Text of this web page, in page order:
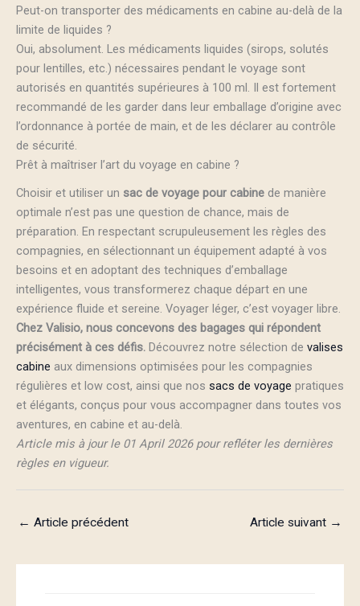
Peut-on transporter des médicaments en cabine au-delà de la
limite de liquides ?
Oui, absolument. Les médicaments liquides (sirops, solutés
pour lentilles, etc.) nécessaires pendant le voyage sont
autorisés en quantités supérieures à 100 ml. Il est fortement
recommandé de les garder dans leur emballage d’origine avec
l’ordonnance à portée de main, et de les déclarer au contrôle
de sécurité.
Prêt à maîtriser l’art du voyage en cabine ?
Choisir et utiliser un sac de voyage pour cabine de manière
optimale n’est pas une question de chance, mais de
préparation. En respectant scrupuleusement les règles des
compagnies, en sélectionnant un équipement adapté à vos
besoins et en adoptant des techniques d’emballage
intelligentes, vous transformerez chaque départ en une
expérience fluide et sereine. Voyager léger, c’est voyager libre.
Chez Valisio, nous concevons des bagages qui répondent
précisément à ces défis. Découvrez notre sélection de valises
cabine aux dimensions optimisées pour les compagnies
régulières et low cost, ainsi que nos sacs de voyage pratiques
et élégants, conçus pour vous accompagner dans toutes vos
aventures, en cabine et au-delà.
Article mis à jour le 01 April 2026 pour refléter les dernières
règles en vigueur.
← Article précédent Article suivant →